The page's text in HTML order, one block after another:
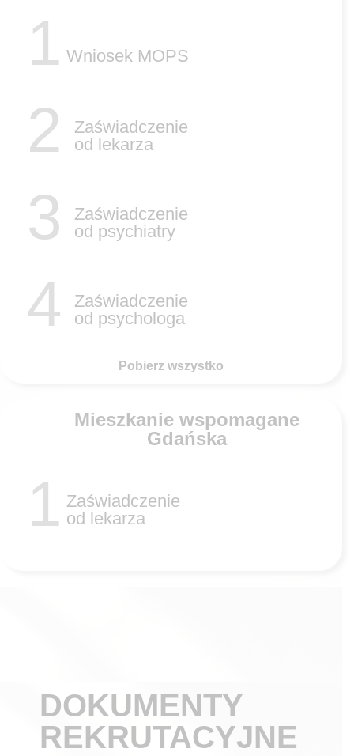
1 Wniosek MOPS
2
Zaświadczenie
od lekarza
3
Zaświadczenie
od psychiatry
4
Zaświadczenie
od psychologa
Pobierz wszystko
Mieszkanie wspomagane
Gdańska
1 Zaświadczenie
od lekarza
DOKUMENTY
REKRUTACYJNE